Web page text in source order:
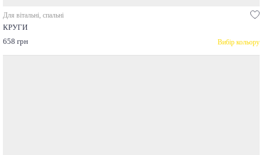
Для вітальні, спальні
КРУГИ
658 грн
Вибір кольору